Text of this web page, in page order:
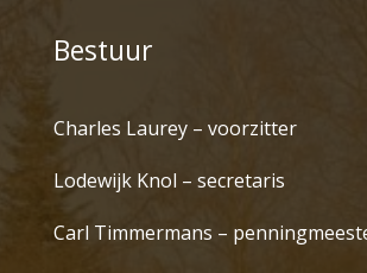
Bestuur
Charles Laurey – voorzitter
Lodewijk Knol – secretaris
Carl Timmermans –